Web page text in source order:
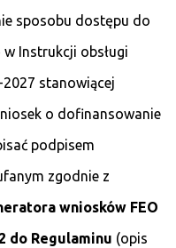
sposobu dostępu do
Instrukcji obsługi
stanowiącej
o dofinansowanie
podpisem
zgodnie z
wniosków FEO
do Regulaminu (opis